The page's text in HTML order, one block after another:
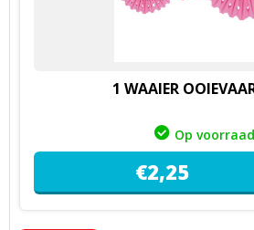
1 WAAIER
Op voorraad
€2,25